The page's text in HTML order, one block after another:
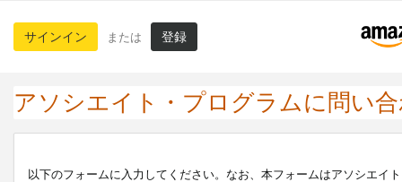
サインイン または 登録
アソシエイト・プログラムに問い
以下のフォームに入力してください。なお、本フォームはアソシエイ